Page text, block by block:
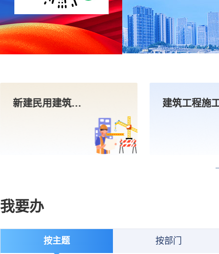
大家都在搜：
新建民用建筑防空地下室同步建设审批
我要办
按主题 按部门